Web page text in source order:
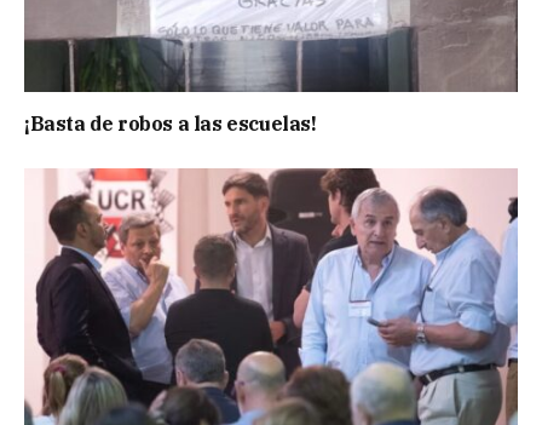
¡Basta de robos a las escuelas!